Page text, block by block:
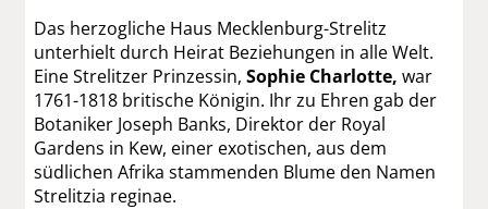
Das herzogliche Haus Mecklenburg-Strelitz
unterhielt durch Heirat Beziehungen in alle Welt.
Eine Strelitzer Prinzessin, Sophie Charlotte, war
1761-1818 britische Königin. Ihr zu Ehren gab der
Botaniker Joseph Banks, Direktor der Royal
Gardens in Kew, einer exotischen, aus dem
südlichen Afrika stammenden Blume den Namen
Strelitzia reginae.